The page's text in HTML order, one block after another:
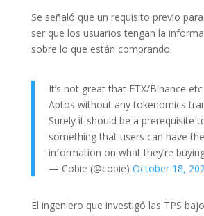
Se señaló que un requisito previo
ser que los usuarios tengan la
sobre lo que están comprando.
It’s not great that FTX/Binance
Aptos without any tokenomics
Surely it should be a prerequisite
something that users can have
information on what they’re
— Cobie (@cobie) October 18,
El ingeniero que investigó las TPS